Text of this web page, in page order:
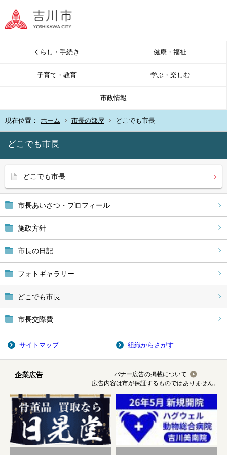
くらし・手続き 健康・福祉
子育て・教育 学ぶ・楽しむ
市政情報
現在位置： ホーム 市長の部屋 どこでも市長
市長あいさつ・プロフィール
施政方針
市長の日記
フォトギャラリー
どこでも市長
市長交際費
どこでも市長
どこでも市長
サイトマップ 組織からさがす
企業広告
バナー広告の掲載について
広告内容は市が保証するものではありません。